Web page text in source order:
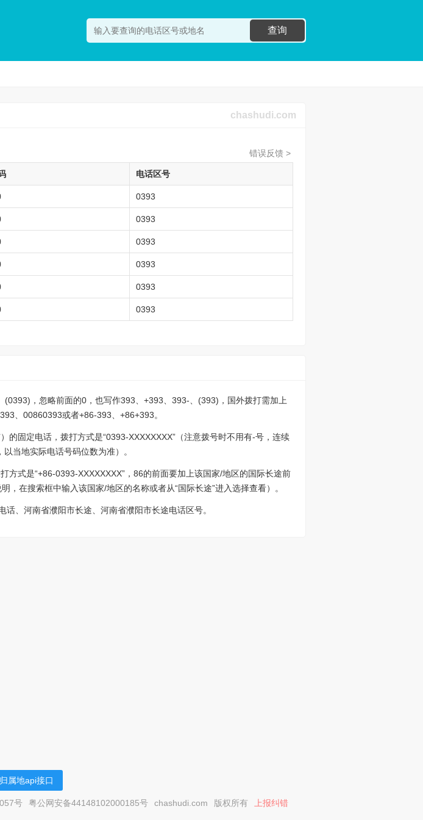
查询
chashudi.com
错误反馈 >
电话区号
0393
0393
0393
0393
0393
0393
，忽略前面的0，也写作393、+393、393-、(393)，国外拨打需加上
、00860393或者+86-393、+86+393。
的固定电话，拨打方式是“0393-XXXXXXXX”（注意拨号时不用有-号，连续
当地实际电话号码位数为准）。
方式是“+86-0393-XXXXXXXX”，86的前面要加上该国家/地区的国际长途前
在搜索框中输入该国家/地区的名称或者从“国际长途”进入选择查看）。
、河南省濮阳市长途、河南省濮阳市长途电话区号。
属地api接口
号 粤公网安备44148102000185号 chashudi.com 版权所有 上报纠错